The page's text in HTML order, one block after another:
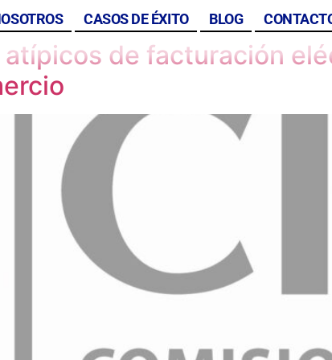
CASOS DE ÉXITO BLOG
atípicos de facturación